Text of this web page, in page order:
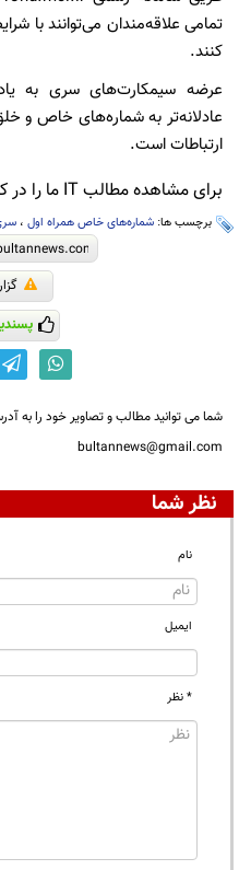
تمامی علاقه‌مندان می‌توانند با
کنند.
عرضه سیمکارت‌های سری به
عادلانه‌تر به شماره‌های خاص و
ارتباطات است.
برای مشاهده مطالب IT ما را در کانال بولتن IT دنبال کنید
برچسب ها: شماره‌های خاص همراه اول ،
شما می توانید مطالب و تصاویر خود را به
bultannews@gmail.com
نظر شما
نام
ایمیل
* نظر